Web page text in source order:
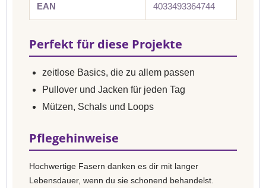
EAN 4033493364744
Perfekt für diese Projekte
zeitlose Basics, die zu allem passen
Pullover und Jacken für jeden Tag
Mützen, Schals und Loops
Pflegehinweise
Hochwertige Fasern danken es dir mit langer
Lebensdauer, wenn du sie schonend behandelst.